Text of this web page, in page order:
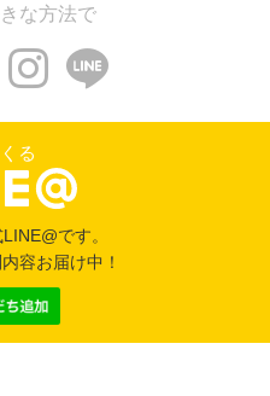
な方法で
る
です。
容お届け中！